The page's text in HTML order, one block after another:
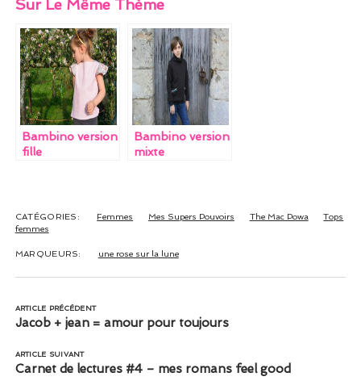
ce
b
o
o
k
itt
er
er
es
t
l
e
dI
n
Sur Le Même Thème
Bambino version
fille
Bambino version
mixte
CATÉGORIES: Femmes Mes Supers Pouvoirs The Mac Powa
Tops
femmes
MARQUEURS: une rose sur la lune
ARTICLE PRÉCÉDENT
Jacob + jean = amour pour toujours
ARTICLE SUIVANT
Carnet de lectures #4 – mes romans feel good